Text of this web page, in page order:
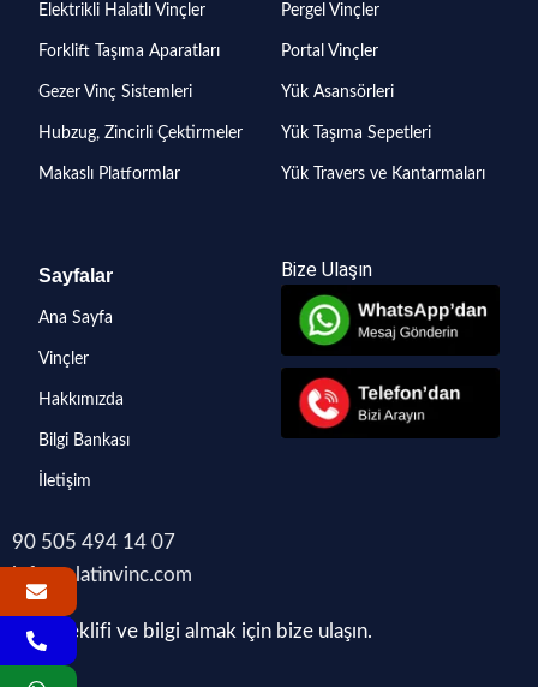
Elektrikli Halatlı Vinçler
Forklift Taşıma Aparatları
Gezer Vinç Sistemleri
Hubzug, Zincirli Çektirmeler
Makaslı Platformlar
Pergel Vinçler
Portal Vinçler
Yük Asansörleri
Yük Taşıma Sepetleri
Yük Travers ve Kantarmaları
Sayfalar
Ana Sayfa
Vinçler
Hakkımızda
Bilgi Bankası
İletişim
Bize Ulaşın
90 505 494 14 07
info@platinvinc.com
Fiyat teklifi ve bilgi almak için bize ulaşın.